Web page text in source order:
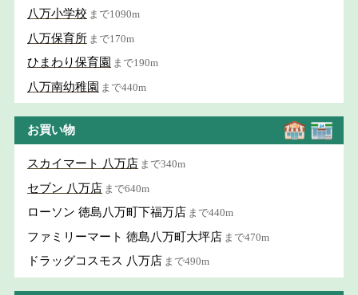
八万小学校 まで1090m
八万保育所 まで170m
ひまわり保育園 まで190m
八万南幼稚園 まで440m
お買い物
スカイマート 八万店 まで340m
セブン 八万店 まで640m
ローソン 徳島八万町下福万店 まで440m
ファミリーマート 徳島八万町大坪店 まで470m
ドラッグコスモス 八万店 まで490m